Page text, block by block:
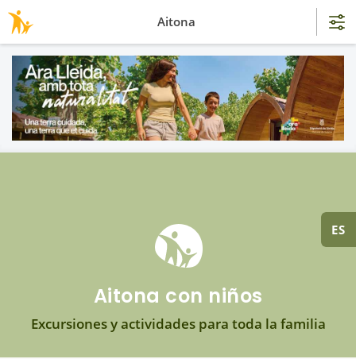
ES
Aitona con niños
Excursiones y actividades para toda la familia
Aitona